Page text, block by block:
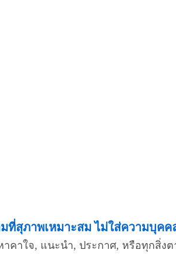
สุภาพเหมาะสม ไม่ใส่ความบุค
คาใจ, แนะนำ, ประกาศ, หรือทุกสิ่ง